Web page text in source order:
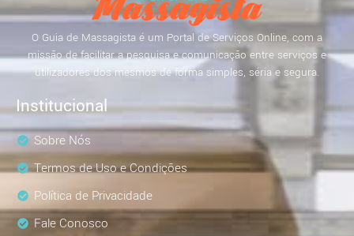
O Guia de Massagista é um Portal de Serviços Online, com a
missão de facilitar a pesquisa e comunicação entre serviços e
utilizadores dos mesmos de forma simples, séria e segura.
Institucional
Sobre Nós
Termos de Uso e Condições
Política de Privacidade
Fale Conosco